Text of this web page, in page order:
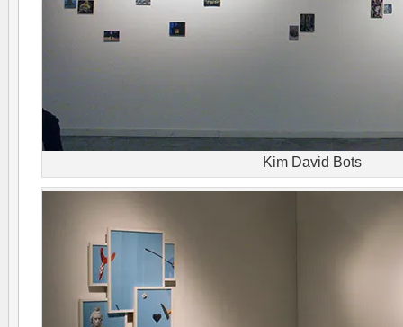
Kim David Bots